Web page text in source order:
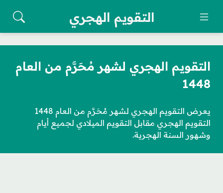
التقويم الهجري
التقويم الهجري لشهر مُحَرَّم من العام
1448
يعرض التقويم الهجري لشهر مُحَرَّم من العام 1448
التقويم الهجري مقابل التقويم الميلادي لجميع أيام
وشهور السنة الهجرية.